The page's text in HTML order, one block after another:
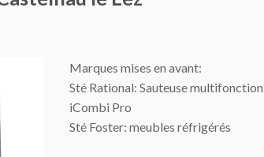
Marques mises en avant:
Sté Rational: Sauteuse
iCombi Pro
Sté Foster: meubles réfrigérés